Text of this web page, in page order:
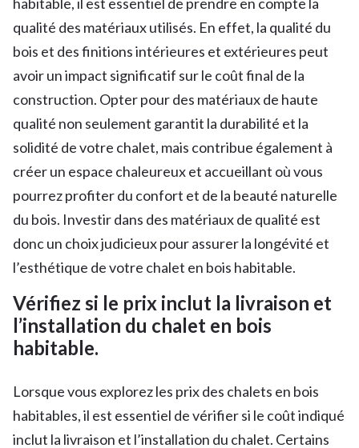
qualité des matériaux utilisés. En effet, la qualité du
bois et des finitions intérieures et extérieures peut
avoir un impact significatif sur le coût final de la
construction. Opter pour des matériaux de haute
qualité non seulement garantit la durabilité et la
solidité de votre chalet, mais contribue également à
créer un espace chaleureux et accueillant où vous
pourrez profiter du confort et de la beauté naturelle
du bois. Investir dans des matériaux de qualité est
donc un choix judicieux pour assurer la longévité et
l’esthétique de votre chalet en bois habitable.
Vérifiez si le prix inclut la livraison et
l’installation du chalet en bois
habitable.
Lorsque vous explorez les prix des chalets en bois
habitables, il est essentiel de vérifier si le coût indiqué
inclut la livraison et l’installation du chalet. Certains